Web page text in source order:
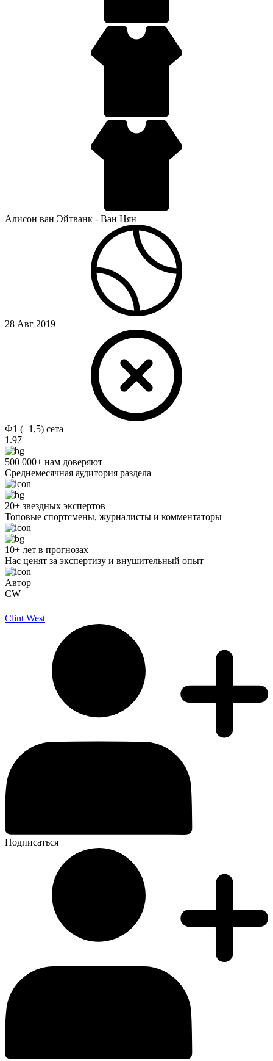
Алисон ван Эйтванк - Ван Цян
28 Авг 2019
Ф1 (+1,5) сета
1.97
500 000+ нам доверяют
Среднемесячная аудитория раздела
20+ звездных экспертов
Топовые спортсмены, журналисты и комментаторы
10+ лет в прогнозах
Нас ценят за экспертизу и внушительный опыт
Автор
CW
Clint West
Подписаться